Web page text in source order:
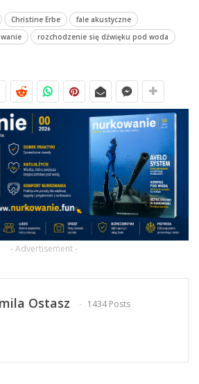
Christine Erbe
fale akustyczne
rozchodzenie się dźwięku pod woda
- Advertisement -
Ostasz 1434 Posts